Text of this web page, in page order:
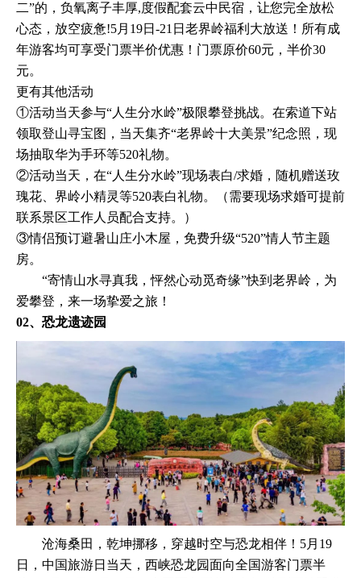
二”的，负氧离子丰厚,度假配套云中民宿，让您完全放松
心态，放空疲惫!5月19日-21日老界岭福利大放送！所有成
年游客均可享受门票半价优惠！门票原价60元，半价30
元。
更有其他活动
①活动当天参与“人生分水岭”极限攀登挑战。在索道下站
领取登山寻宝图，当天集齐“老界岭十大美景”纪念照，现
场抽取华为手环等520礼物。
②活动当天，在“人生分水岭”现场表白/求婚，随机赠送玫
瑰花、界岭小精灵等520表白礼物。（需要现场求婚可提前
联系景区工作人员配合支持。）
③情侣预订避暑山庄小木屋，免费升级“520”情人节主题
房。
“寄情山水寻真我，怦然心动觅奇缘”快到老界岭，为
爱攀登，来一场挚爱之旅！
02、恐龙遗迹园
沧海桑田，乾坤挪移，穿越时空与恐龙相伴！5月19
日，中国旅游日当天，西峡恐龙园面向全国游客门票半